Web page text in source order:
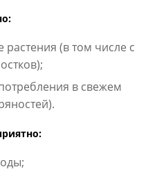
(в том числе с
в свежем